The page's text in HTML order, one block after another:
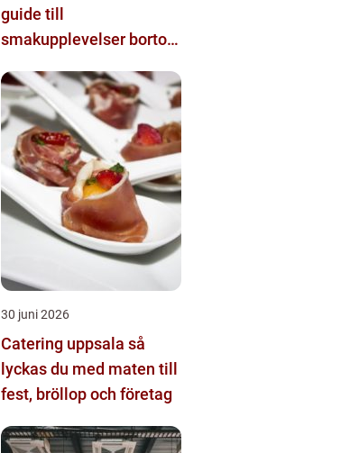
guide till
smakupplevelser bortom
30 juni 2026
Catering uppsala så
lyckas du med maten till
fest, bröllop och företag